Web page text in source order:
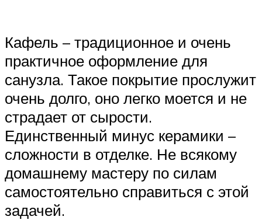
Кафель – традиционное и очень
практичное оформление для
санузла. Такое покрытие прослужит
очень долго, оно легко моется и не
страдает от сырости.
Единственный минус керамики –
сложности в отделке. Не всякому
домашнему мастеру по силам
самостоятельно справиться с этой
задачей.